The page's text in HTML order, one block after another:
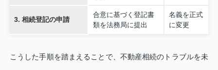
3. 相続登記の申請
合意に基づく登記書
類を法務局に提出
名義を正式
に変更
こうした手順を踏まえることで、不動産相続のトラブルを未